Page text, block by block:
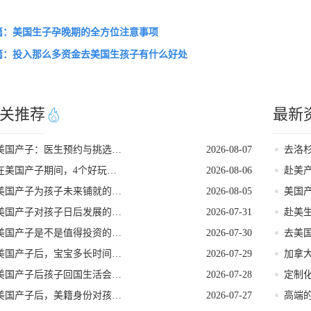
：美国生子孕晚期的全方位注意事项
：投入那么多资金去美国生孩子有什么好处
推荐
美国产子：医生预约与挑选指南
2026-08-07
在美国产子期间，4个好玩的低强度打卡地
2026-08-06
美国产子为孩子未来铺就的多元发展路径
2026-08-05
美国产子对孩子日后发展的核心影响力
2026-07-31
美国产子是不是值得投资的选择
2026-07-30
美国产子后，宝宝多长时间能拿到美籍身份
2026-07-29
美国产子后孩子回国生活会影响美籍身份吗
2026-07-28
美国产子后，美籍身份对孩子的实际好处
2026-07-27
最新
赴美
高端